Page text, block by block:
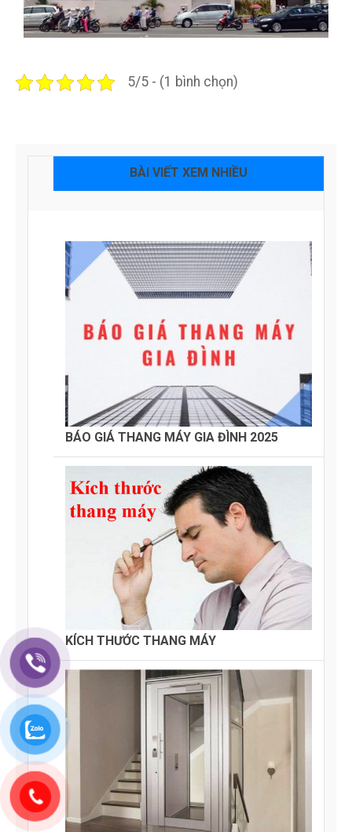
5/5 - (1 bình chọn)
BÀI VIẾT XEM NHIỀU
BÁO GIÁ THANG MÁY GIA ĐÌNH 2025
KÍCH THƯỚC THANG MÁY